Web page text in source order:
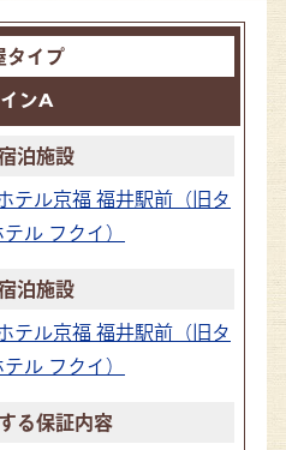
ンA
テル京福 福井駅前（旧タ
ル フクイ）
テル京福 福井駅前（旧タ
ル フクイ）